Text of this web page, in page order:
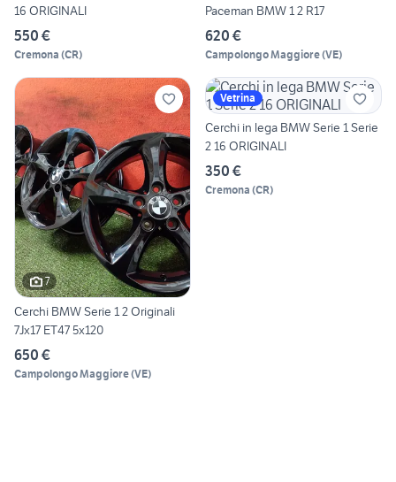
16 ORIGINALI
550 €
Cremona (CR)
Paceman BMW 1 2 R17
620 €
Campolongo Maggiore(VE)
7
Cerchi BMW Serie 1 2 Originali
7Jx17 ET47 5x120
650 €
Campolongo Maggiore(VE)
Vetrina
Cerchi in lega BMW Serie 1 Serie
2 16 ORIGINALI
350 €
Cremona (CR)